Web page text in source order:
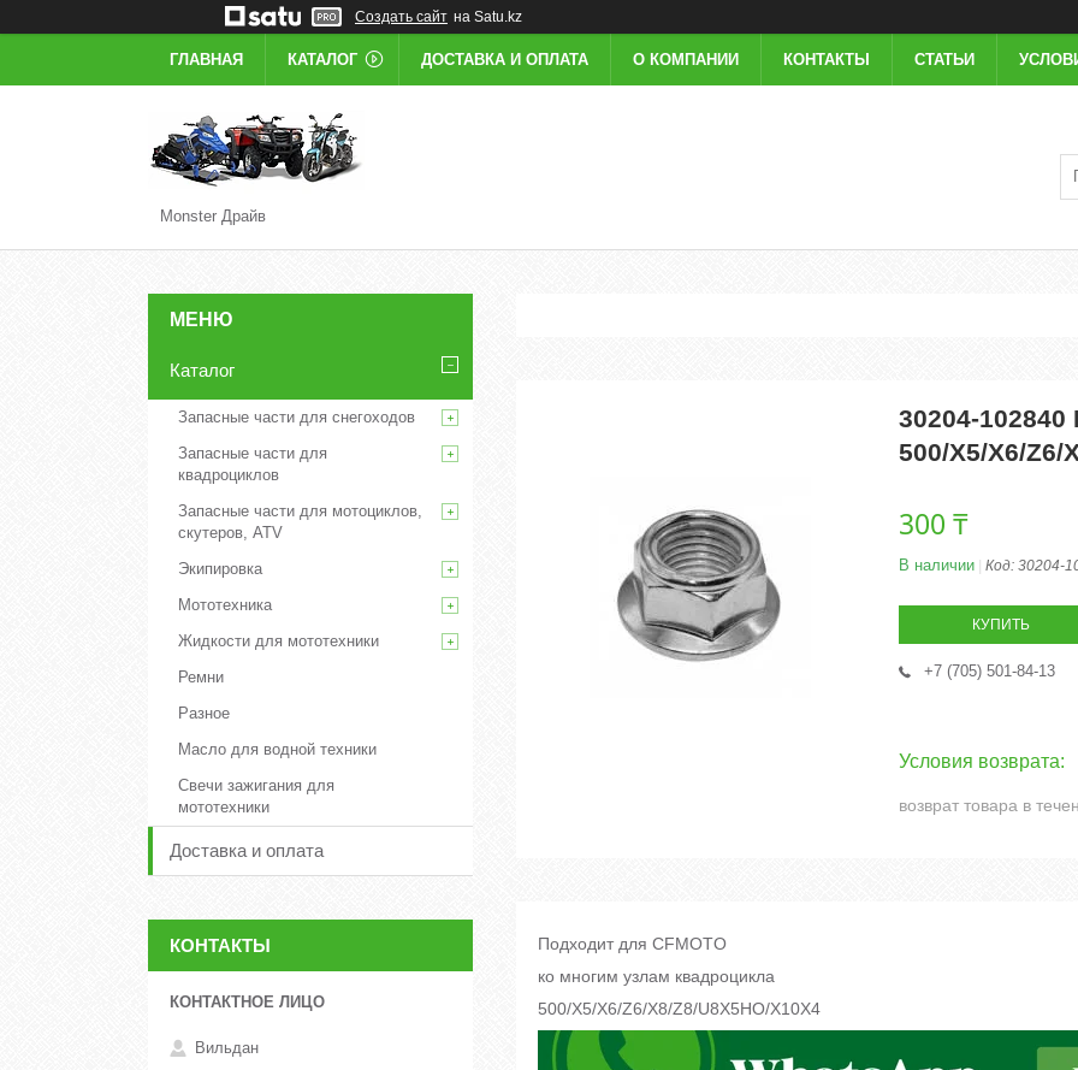
Создать сайт на Satu.kz
ГЛАВНАЯ КАТАЛОГ ДОСТАВКА И ОПЛАТА О КОМПАНИИ КОНТАКТЫ СТАТЬИ
Monster Драйв
30204-102840
500/X5/X6/Z6/
300 ₸
В наличии Код: 30204-
КУПИТЬ
+7 (705) 501-84-13
возврат товара в
Подходит для CFMOTO
ко многим узлам квадроцикла
500/X5/X6/Z6/X8/Z8/U8X5HO/X10X4
Каталог
Запасные части для снегоходов
Запасные части для
квадроциклов
Запасные части для мотоциклов,
скутеров, ATV
Экипировка
Мототехника
Жидкости для мототехники
Ремни
Разное
Масло для водной техники
Свечи зажигания для
мототехники
Доставка и оплата
КОНТАКТЫ
Вильдан